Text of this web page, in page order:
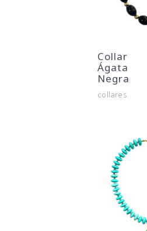
Collar
Ágata
Negra
collares